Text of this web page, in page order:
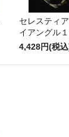
セレスティ
イアングル
4,428円(税